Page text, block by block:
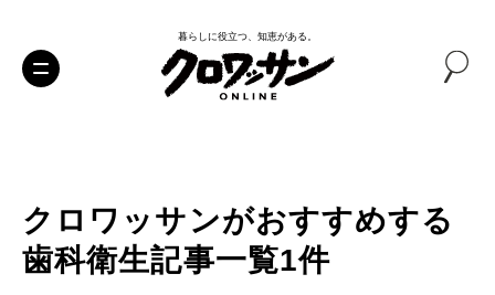
暮らしに役立つ、知恵がある。
クロワッサンがおすすめする
歯科衛生記事一覧1件